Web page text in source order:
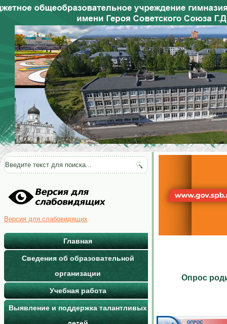
Версия для слабовидящих
Главная
Сведения об образовательной
организации
Учебная работа
Выявление и поддержка талантливых
Опрос